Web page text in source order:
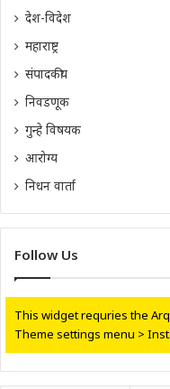
देश-विदेश
महाराष्ट्र
संपादकीय
निवडणूक
गुन्हे विषयक
आरोग्य
निधन वार्ता
Follow Us
This widget requries the
Theme settings menu >